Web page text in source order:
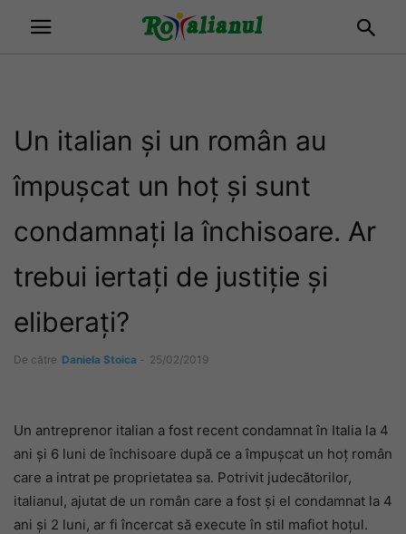
Un italian și un român au
împușcat un hoț și sunt
condamnați la închisoare. Ar
trebui iertați de justiție și
eliberați?
De către Daniela Stoica - 25/02/2019
Un antreprenor italian a fost recent condamnat în Italia la 4
ani și 6 luni de închisoare după ce a împușcat un hoț român
care a intrat pe proprietatea sa. Potrivit judecătorilor,
italianul, ajutat de un român care a fost și el condamnat la 4
ani și 2 luni, ar fi încercat să execute în stil mafiot hoțul.